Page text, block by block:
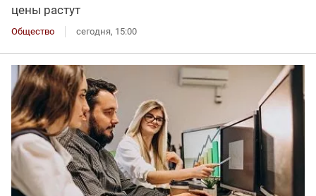
цены растут
Общество сегодня, 15:00